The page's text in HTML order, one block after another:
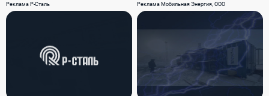
Реклама Р-Сталь Реклама Мобильная Энергия, ООО